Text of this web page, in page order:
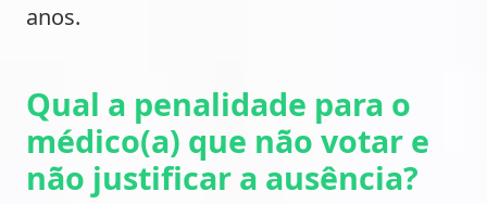
anos.
Qual a penalidade para o
médico(a) que não votar e
não justificar a ausência?